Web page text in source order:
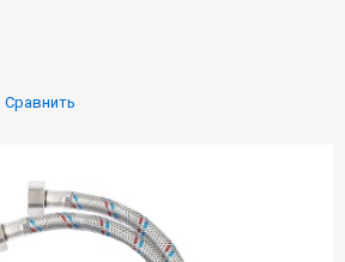
Сравнить